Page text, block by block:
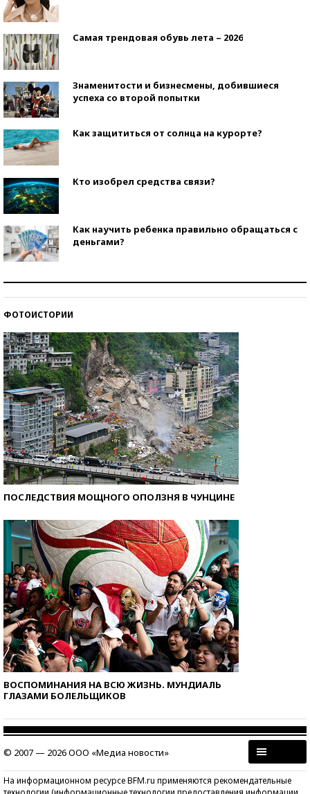
Самая трендовая обувь лета – 2026
Знаменитости и бизнесмены, добившиеся
успеха со второй попытки
Как защититься от солнца на курорте?
Кто изобрел средства связи?
Как научить ребенка правильно обращаться с
деньгами?
ФОТОИСТОРИИ
ПОСЛЕДСТВИЯ МОЩНОГО ОПОЛЗНЯ В ЧУНЦИНЕ
ВОСПОМИНАНИЯ НА ВСЮ ЖИЗНЬ. МУНДИАЛЬ
ГЛАЗАМИ БОЛЕЛЬЩИКОВ
© 2007 — 2026 ООО «Медиа новости»
На информационном ресурсе BFM.ru применяются рекомендательные